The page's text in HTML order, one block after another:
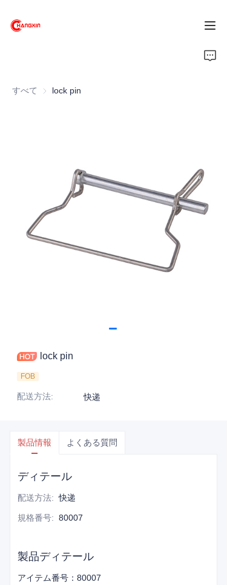
すべて lock pin
lock pin
FOB
配送方法: 快递
製品情報 よくある質問
ディテール
配送方法: 快递
規格番号: 80007
製品ディテール
アイテム番号：80007
製品